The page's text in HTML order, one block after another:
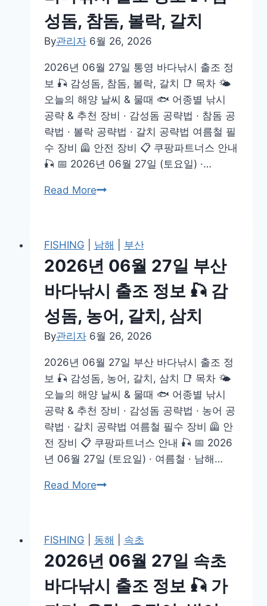
바
다
시
출
조
정
보
🎣
감
볼
락
성돔, 참돔, 볼락, 갈치
By관리자 6월 26, 2026
2026년 06월 27일 통영 바다낚시 출조 정
보 🎣 감성돔, 참돔, 볼락, 갈치 📑 목차 🌤️
오늘의 해양 날씨 & 물때 🐟 어종별 낚시
공략 & 추천 장비 · 감성돔 공략법 · 참돔 공
략법 · 볼락 공략법 · 갈치 공략법 여름철 필
수 장비 🦺 안전 장비 📋 쿠팡파트너스 안내
🎣 📅 2026년 06월 27일 (토요일) ·…
Read More2026
월
27
일
통
바
다
시
출
조
정
보
🎣
감
볼
락,
치
FISHING 남해 부산
2026년 06월 27일 부산
바다낚시 출조 정보 🎣 감
성돔, 농어, 갈치, 삼치
By관리자 6월 26, 2026
2026년 06월 27일 부산 바다낚시 출조 정
보 🎣 감성돔, 농어, 갈치, 삼치 📑 목차 🌤️
오늘의 해양 날씨 & 물때 🐟 어종별 낚시
공략 & 추천 장비 · 감성돔 공략법 · 농어 공
략법 · 갈치 공략법 여름철 필수 장비 🦺 안
전 장비 📋 쿠팡파트너스 안내 🎣 📅 2026
년 06월 27일 (토요일) · 여름철 · 남해…
Read More2026
월
27
일
부
FISHING 동해 속초
2026년 06월 27일 속초
바다낚시 출조 정보 🎣 가